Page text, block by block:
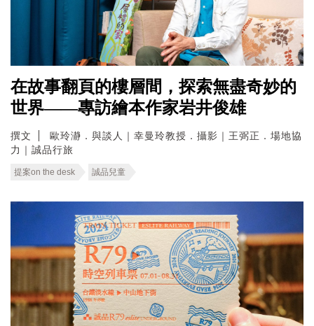
在故事翻頁的樓層間，探索無盡奇妙的
世界——專訪繪本作家岩井俊雄
撰文
歐玲瀞．與談人｜幸曼玲教授．攝影｜王弼正．場地協
力｜誠品行旅
提案on the desk 誠品兒童